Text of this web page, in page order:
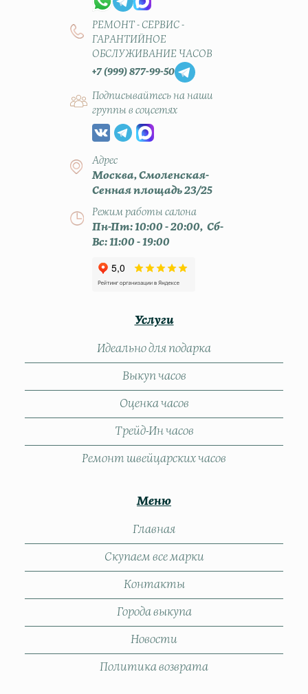
РЕМОНТ - СЕРВИС -
ГАРАНТИЙНОЕ
ОБСЛУЖИВАНИЕ ЧАСОВ
+7 (999) 877-99-50
Подписывайтесь на наши
группы в соцсетях
Адрес
Москва, Смоленская-
Сенная площадь 23/25
Режим работы салона
Пн-Пт: 10:00 - 20:00, Сб-
Вс: 11:00 - 19:00
Услуги
Идеально для подарка
Выкуп часов
Оценка часов
Трейд-Ин часов
Ремонт швейцарских часов
Меню
Главная
Скупаем все марки
Контакты
Города выкупа
Новости
Политика возврата